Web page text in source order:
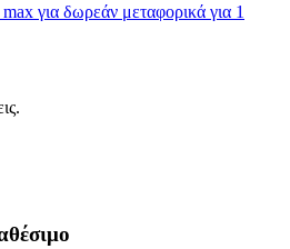
για δωρεάν μεταφορικά για 1